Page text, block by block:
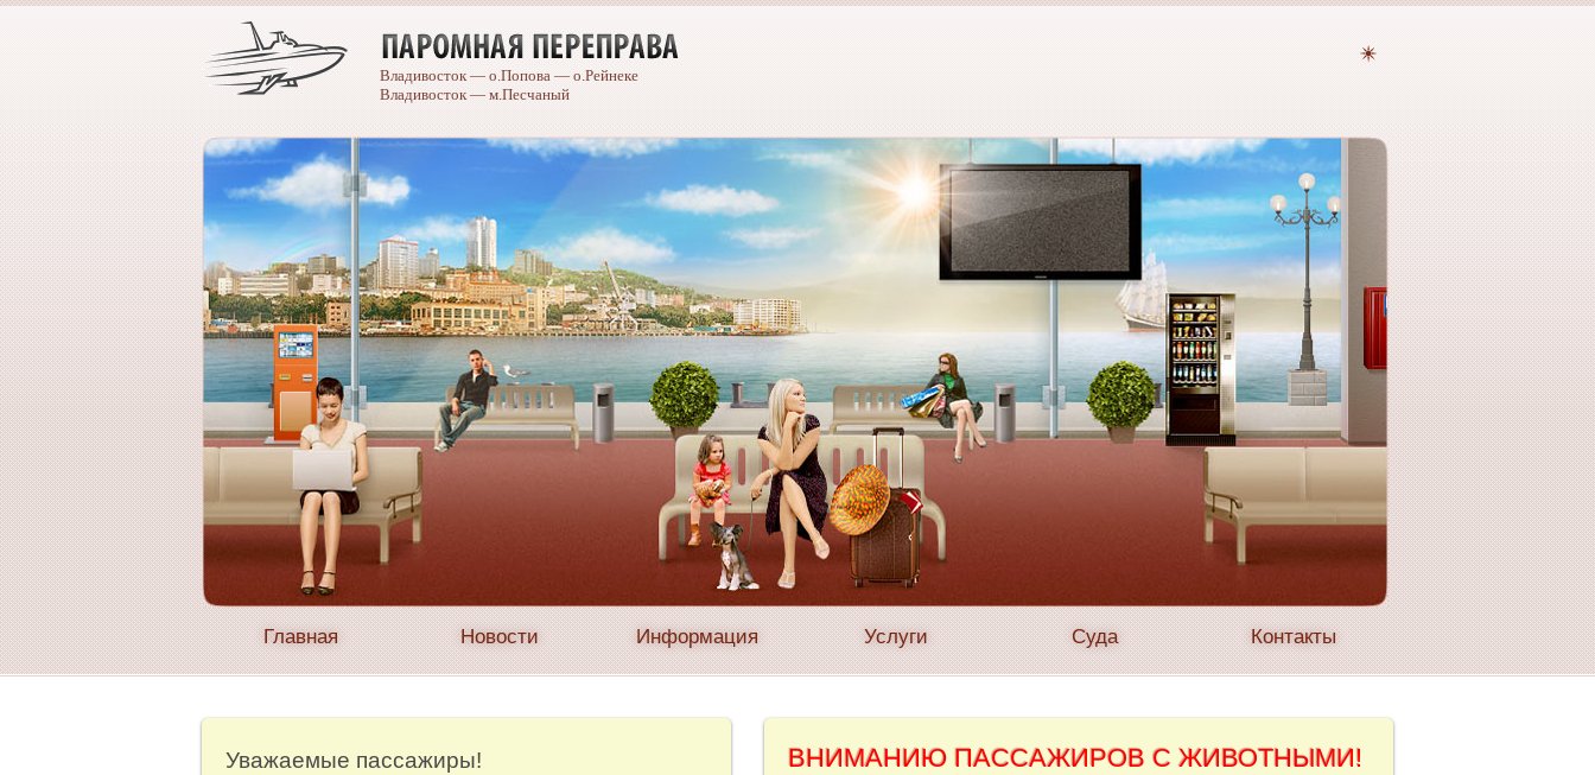
Владивосток — о.Попова — о.Рейнеке
Владивосток — м.Песчаный
Caterpillar
spare
parts
catalogue
Главная Новости Информация Услуги Суда Контакты
ВНИМАНИЮ ПАССАЖИРОВ С ЖИВОТНЫМИ!
Уважаемые пассажиры!